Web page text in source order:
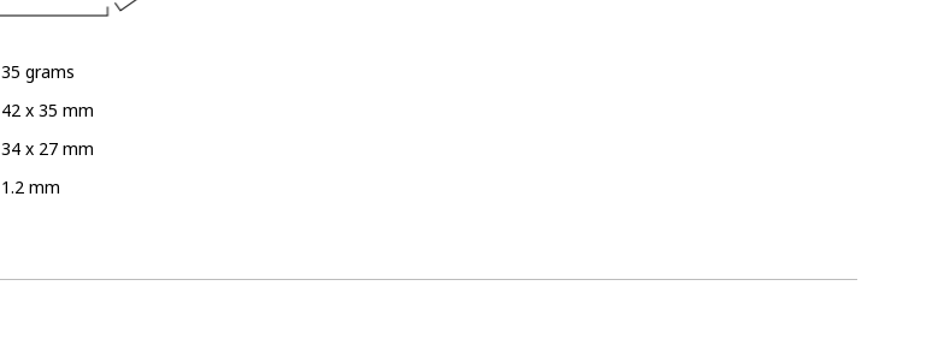
35 grams
42 x 35 mm
34 x 27 mm
1.2 mm